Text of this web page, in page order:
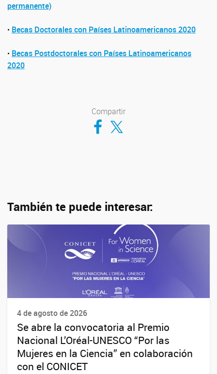
permanente)
• Becas Doctorales con Países Latinoamericanos 2020
• Becas Postdoctorales con Países Latinoamericanos
2020
Compartir
Compartir en Facebook
Compartir en Twitter
También te puede interesar:
4 de agosto de 2026
Se abre la convocatoria al Premio
Nacional L’Oréal-UNESCO “Por las
Mujeres en la Ciencia” en colaboración
con el CONICET